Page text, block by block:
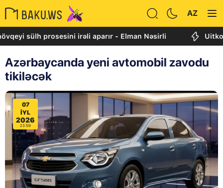
AZ
prosesini irəli aparır - Elman Nəsirli Uitkoff:
Azərbaycanda yeni avtomobil zavodu
tikiləcək
07
IYL
2026
23:59